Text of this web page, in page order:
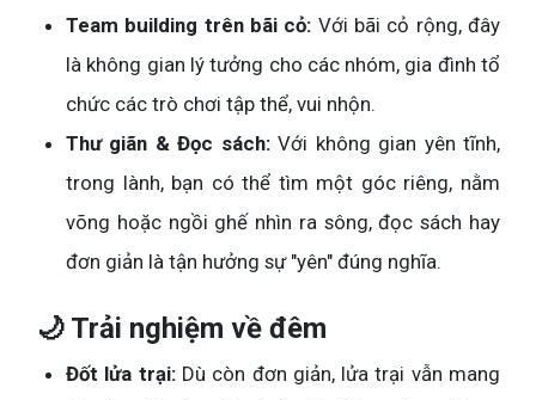
Team building trên bãi cỏ: Với bãi cỏ rộng, đây
là không gian lý tưởng cho các nhóm, gia đình tổ
chức các trò chơi tập thể, vui nhộn.
Thư giãn & Đọc sách:Với không gian yên tĩnh,
trong lành, bạn có thể tìm một góc riêng, nằm
võng hoặc ngồi ghế nhìn ra sông, đọc sách hay
đơn giản là tận hưởng sự "yên" đúng nghĩa.
🌙 Trải nghiệm về đêm
Đốt lửa trại:Dù còn đơn giản, lửa trại vẫn mang